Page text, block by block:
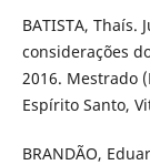
BATISTA,
considerações
2016. Mestrado
Espírito Santo,
BRANDÃO,